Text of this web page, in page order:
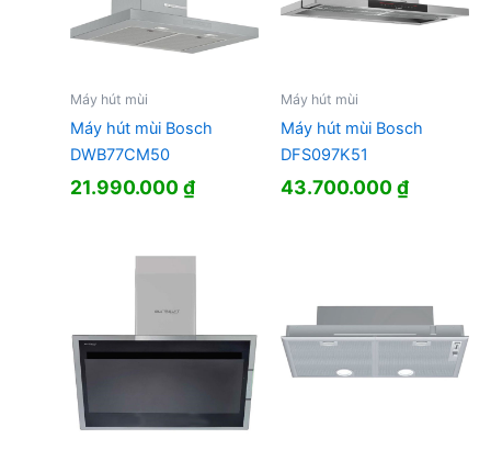
Máy hút mùi
Máy hút mùi Bosch
DWB77CM50
21.990.000₫
Máy hút mùi
Máy hút mùi Bosch
DFS097K51
43.700.000₫